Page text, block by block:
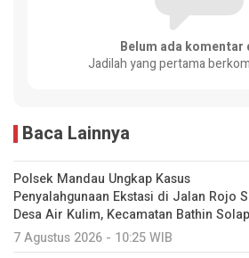
Belum ada komentar
Jadilah yang pertama
Baca Lainnya
Polsek Mandau Ungkap Kasus
Penyalahgunaan Ekstasi di Jalan Rojo
Desa Air Kulim, Kecamatan Bathin
7 Agustus 2026 - 10:25 WIB